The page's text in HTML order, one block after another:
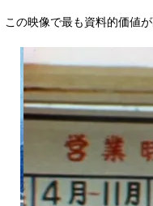
この映像で最も資料的価値